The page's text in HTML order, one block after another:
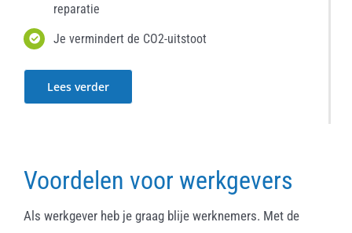
reparatie
Je vermindert de CO2-uitstoot
Lees verder
Voordelen voor werkgevers
Als werkgever heb je graag blije werknemers. Met de